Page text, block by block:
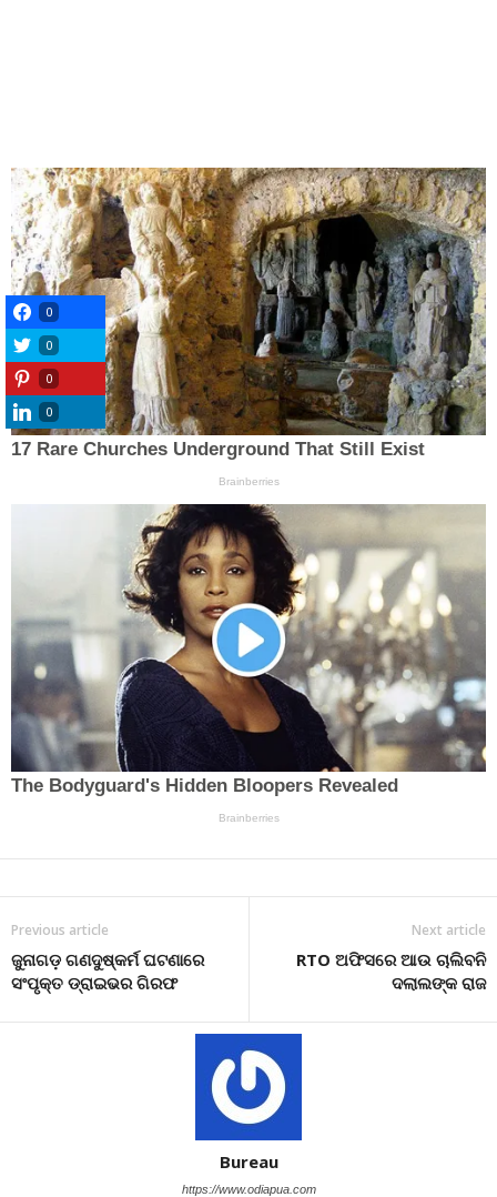
Previous article
ଜୁନାଗଡ଼ ଗଣଦୁଷ୍କର୍ମ ଘଟଣାରେ
ସଂପୃକ୍ତ ଡ୍ରାଇଭର ଗିରଫ
Next article
RTO ଅଫିସରେ ଆଉ ଚାଲିବନି
ଦଲାଲଙ୍କ ରାଜ
Bureau
https://www.odiapua.com
0
0
0
0